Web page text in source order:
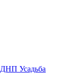
ДНП Усадьба